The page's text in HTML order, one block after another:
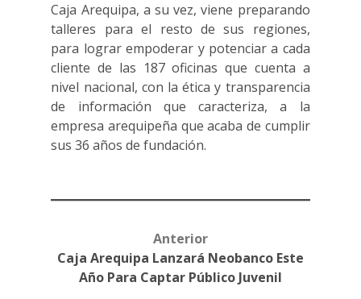
Caja Arequipa, a su vez, viene preparando
talleres para el resto de sus regiones,
para lograr empoderar y potenciar a cada
cliente de las 187 oficinas que cuenta a
nivel nacional, con la ética y transparencia
de información que caracteriza, a la
empresa arequipeña que acaba de cumplir
sus 36 años de fundación.
navigation
Anterior
Caja Arequipa Lanzará Neobanco Este
Año Para Captar Público Juvenil